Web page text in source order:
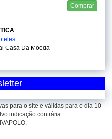
Comprar
Casa Da Moeda
para o site e válidas para o dia 10
indicação contrária